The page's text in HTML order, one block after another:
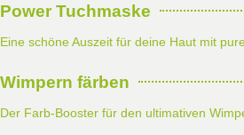
Power Tuchmaske
Eine schöne Auszeit für deine Haut mit
Wimpern färben
Der Farb-Booster für den ultimativen